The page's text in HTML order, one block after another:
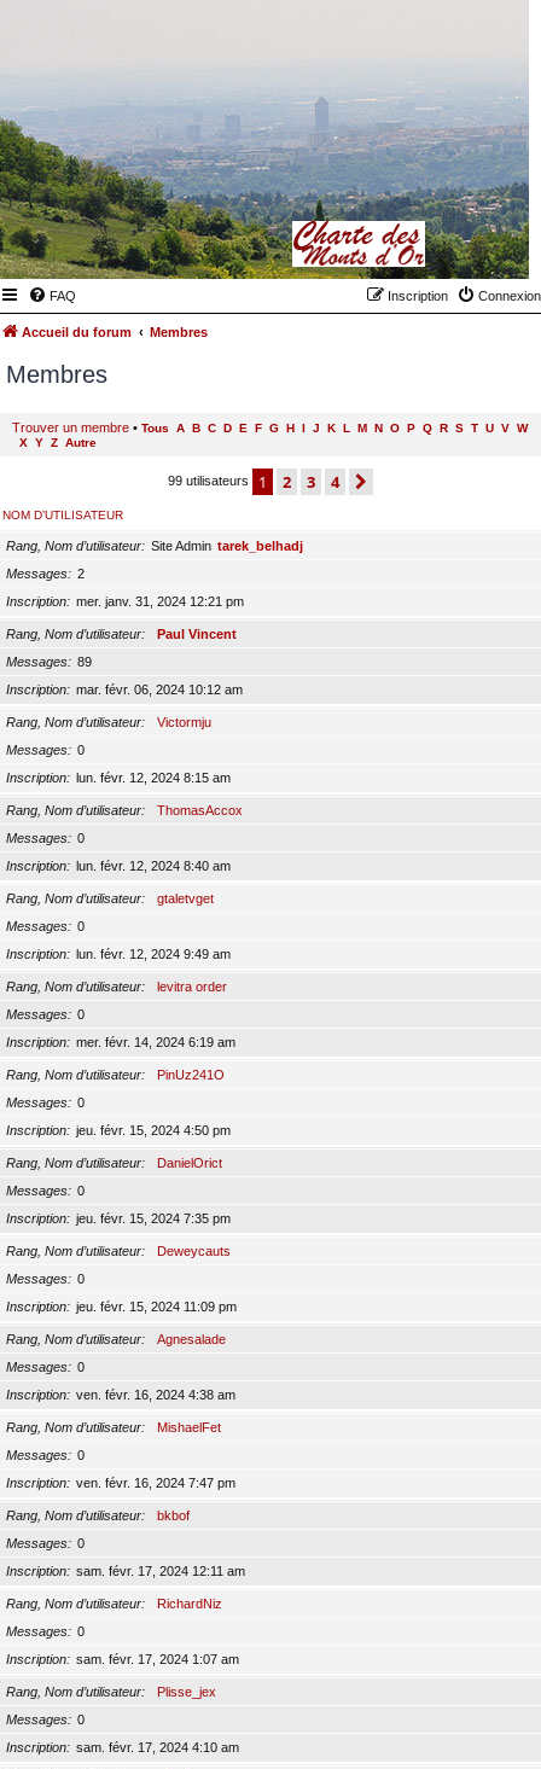
FAQ Connexion
Inscription
Accueil du forum Membres
Membres
Trouver un membre • Tous A B C D E F G H I J K L M N O P Q R S T U V W
X Y Z Autre
99 utilisateurs 1 2 3 4
NOM D’UTILISATEUR
Rang, Nom d’utilisateur Site Admin tarek_belhadj
Messages
2
Inscription
mer. janv. 31, 2024 12:21 pm
Rang, Nom d’utilisateur
Paul Vincent
Messages
89
Inscription
mar. févr. 06, 2024 10:12 am
Rang, Nom d’utilisateur
Victormju
Messages
0
Inscription
lun. févr. 12, 2024 8:15 am
Rang, Nom d’utilisateur
ThomasAccox
Messages
0
Inscription
lun. févr. 12, 2024 8:40 am
Rang, Nom d’utilisateur
gtaletvget
Messages
0
Inscription
lun. févr. 12, 2024 9:49 am
Rang, Nom d’utilisateur
levitra order
Messages
0
Inscription
mer. févr. 14, 2024 6:19 am
Rang, Nom d’utilisateur
PinUz241O
Messages
0
Inscription
jeu. févr. 15, 2024 4:50 pm
Rang, Nom d’utilisateur
DanielOrict
Messages
0
Inscription
jeu. févr. 15, 2024 7:35 pm
Rang, Nom d’utilisateur
Deweycauts
Messages
0
Inscription
jeu. févr. 15, 2024 11:09 pm
Rang, Nom d’utilisateur
Agnesalade
Messages
0
Inscription
ven. févr. 16, 2024 4:38 am
Rang, Nom d’utilisateur
MishaelFet
Messages
0
Inscription
ven. févr. 16, 2024 7:47 pm
Rang, Nom d’utilisateur
bkbof
Messages
0
Inscription
sam. févr. 17, 2024 12:11 am
Rang, Nom d’utilisateur
RichardNiz
Messages
0
Inscription
sam. févr. 17, 2024 1:07 am
Rang, Nom d’utilisateur
Plisse_jex
Messages
0
Inscription
sam. févr. 17, 2024 4:10 am